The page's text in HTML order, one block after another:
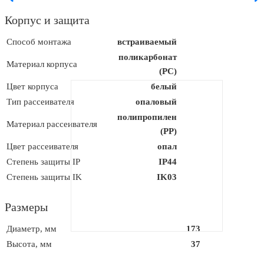
Корпус и защита
Способ монтажа встраиваемый
Материал корпуса
поликарбонат
(PC)
Цвет корпуса
белый
Тип рассеивателя
опаловый
Материал рассеивателя
полипропилен
(PP)
Цвет рассеивателя
опал
Степень защиты IP
IP44
Степень защиты IK
IK03
Размеры
Диаметр, мм
173
Высота, мм
37